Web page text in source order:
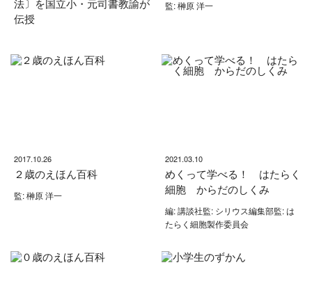
法〕を国立小・元司書教諭が
伝授
監: 榊原 洋一
2017.10.26
２歳のえほん百科
監: 榊原 洋一
2021.03.10
めくって学べる！ はたらく
細胞 からだのしくみ
編: 講談社監: シリウス編集部監: は
たらく細胞製作委員会